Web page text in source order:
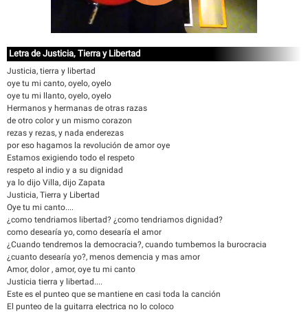
Letra de Justicia, Tierra y Libertad
Justicia, tierra y libertad
oye tu mi canto, oyelo, oyelo
oye tu mi llanto, oyelo, oyelo
Hermanos y hermanas de otras razas
de otro color y un mismo corazon
rezas y rezas, y nada enderezas
por eso hagamos la revolución de amor oye
Estamos exigiendo todo el respeto
respeto al indio y a su dignidad
ya lo dijo Villa, dijo Zapata
Justicia, Tierra y Libertad
Oye tu mi canto....
¿como tendriamos libertad? ¿como tendriamos dignidad?
como desearía yo, como desearía el amor
¿Cuando tendremos la democracia?, cuando tumbemos la burocracia
¿cuanto desearía yo?, menos demencia y mas amor
Amor, dolor , amor, oye tu mi canto
Justicia tierra y libertad....
Este es el punteo que se mantiene en casi toda la canción
El punteo de la guitarra electrica no lo coloco